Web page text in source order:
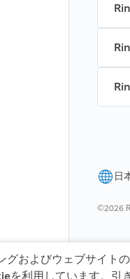
日
©2026
グおよびウェブサイト
を利用しています。引